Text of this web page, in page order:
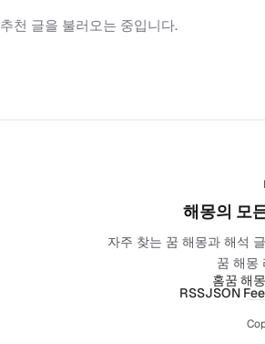
추천 글을 불러오는 중입니다.
해몽의 모
자주 찾는 꿈 해몽과 해석
꿈 해몽
홈꿈 해
RSSJSON